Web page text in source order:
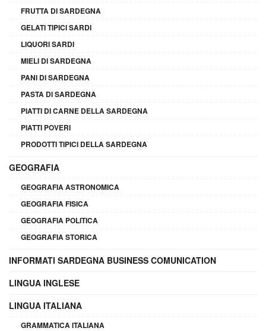
FRUTTA DI SARDEGNA
GELATI TIPICI SARDI
LIQUORI SARDI
MIELI DI SARDEGNA
PANI DI SARDEGNA
PASTA DI SARDEGNA
PIATTI DI CARNE DELLA SARDEGNA
PIATTI POVERI
PRODOTTI TIPICI DELLA SARDEGNA
GEOGRAFIA
GEOGRAFIA ASTRONOMICA
GEOGRAFIA FISICA
GEOGRAFIA POLITICA
GEOGRAFIA STORICA
INFORMATI SARDEGNA BUSINESS COMUNICATION
LINGUA INGLESE
LINGUA ITALIANA
GRAMMATICA ITALIANA